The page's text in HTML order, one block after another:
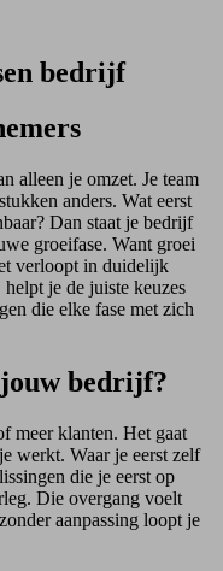
bedrijf
alleen je omzet. Je team
anders. Wat eerst
Dan staat je bedrijf
groeifase. Want groei
verloopt in duidelijk
helpt je de juiste keuzes
die elke fase met zich
bedrijf?
meer klanten. Het gaat
werkt. Waar je eerst zelf
die je eerst op
Die overgang voelt
aanpassing loopt je